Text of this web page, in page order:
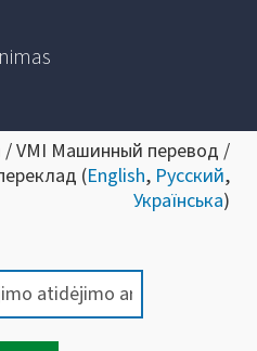
/ VMI Машинный перевод /
(English, Русский,
Українська)